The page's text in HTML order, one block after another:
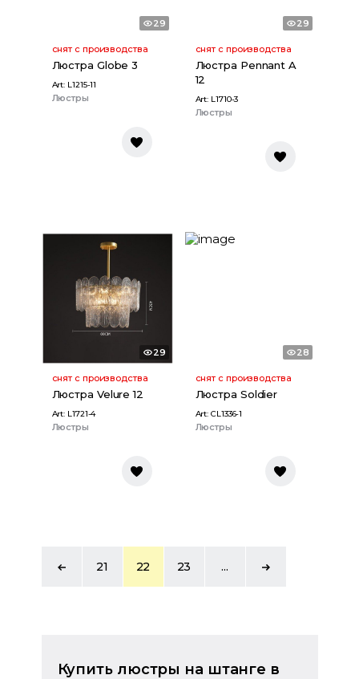
29
снят с производства
Люстра Globe 3
Art: L1215-11
Люстры
29
снят с производства
Люстра Pennant A
12
Art: L1710-3
Люстры
29
снят с производства
Люстра Velure 12
Art: L1721-4
Люстры
28
снят с производства
Люстра Soldier
Art: CL1336-1
Люстры
21 22 23 ...
Купить люстры на штанге в